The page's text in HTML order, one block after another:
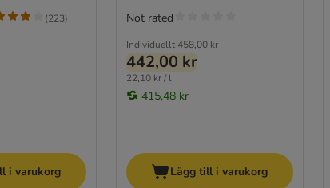
(223)
i varukorg
Individuellt 458,00 kr
442,00 kr
22,10 kr / l
415,48 kr
Not rated
Lägg till i varukorg